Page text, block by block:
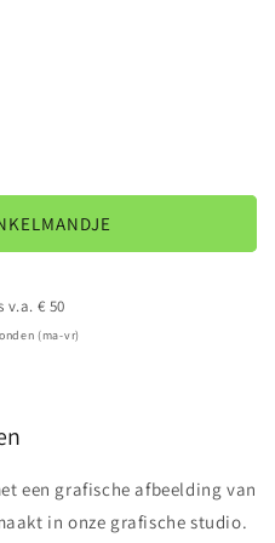
v.a. € 50
(ma-vr)
een grafische afbeelding van
in onze grafische studio.